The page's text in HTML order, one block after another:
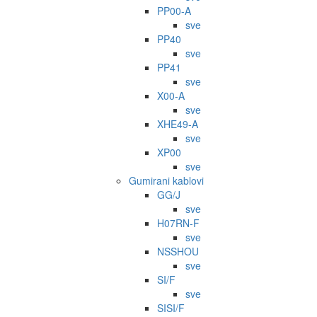
PP00-A
sve
PP40
sve
PP41
sve
X00-A
sve
XHE49-A
sve
XP00
sve
Gumirani kablovi
GG/J
sve
H07RN-F
sve
NSSHOU
sve
SI/F
sve
SISI/F